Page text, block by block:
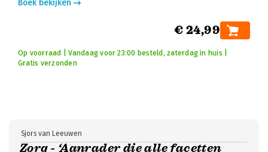
Boek bekijken
€ 24,99
Op voorraad | Vandaag voor 23:00 besteld, zaterdag in huis |
Gratis verzonden
Zorg - ‘Aanrader die alle facetten
Sjors van Leeuwen